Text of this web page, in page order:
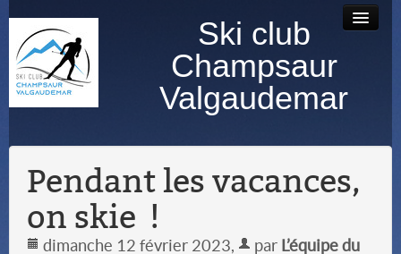
Ski club
Champsaur
Valgaudemar
Accueil Contact
photos
Pendant les vacances,
on skie !
dimanche 12 février 2023, par L’équipe du